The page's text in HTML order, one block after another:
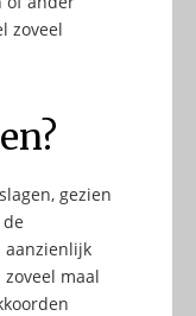
zoveel
gezien
aanzienlijk
maal